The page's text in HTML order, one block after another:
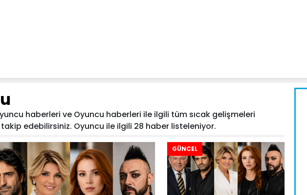
haberleri ve Oyuncu haberleri ile ilgili tüm sıcak gelişmeleri
edebilirsiniz. Oyuncu ile ilgili 28 haber listeleniyor.
GÜNCEL